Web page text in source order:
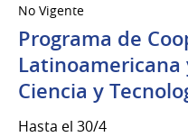
No Vigente
Programa de
Latinoamericana
Ciencia y
Hasta el 30/4